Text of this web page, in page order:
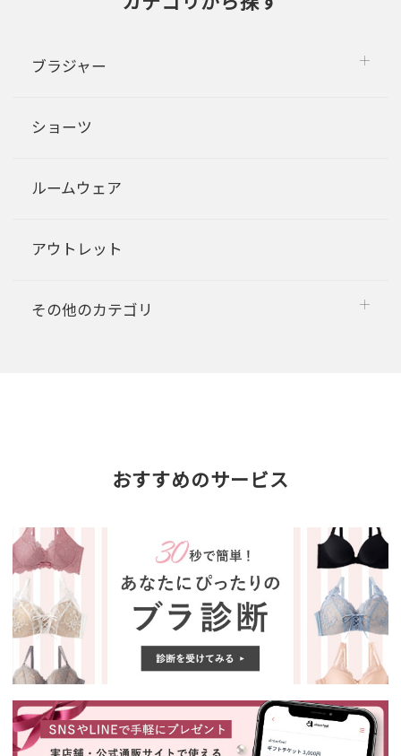
ブラジャー
ショーツ
ルームウェア
アウトレット
その他のカテゴリ
おすすめのサービス